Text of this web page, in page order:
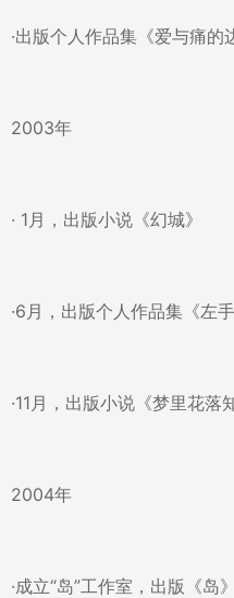
·出版个人作品集《爱与痛的
2003年
· 1月，出版小说《幻城》
·6月，出版个人作品集《左
·11月，出版小说《梦里花落
2004年
·成立“岛”工作室，出版《岛